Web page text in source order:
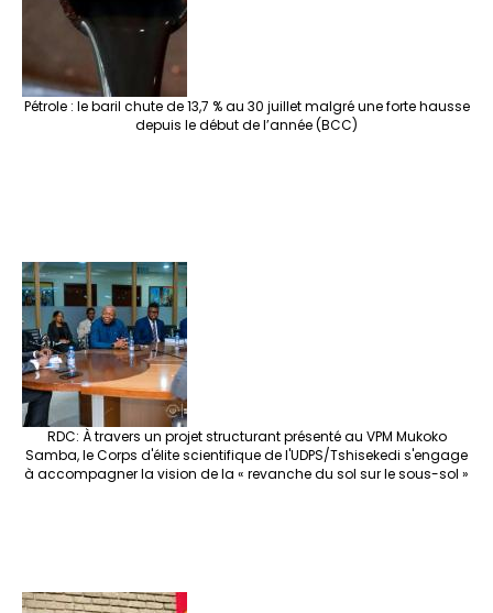
Pétrole : le baril chute de 13,7 % au 30 juillet malgré une forte hausse
depuis le début de l’année (BCC)
RDC: À travers un projet structurant présenté au VPM Mukoko
Samba, le Corps d'élite scientifique de l'UDPS/Tshisekedi s'engage
à accompagner la vision de la « revanche du sol sur le sous-sol »